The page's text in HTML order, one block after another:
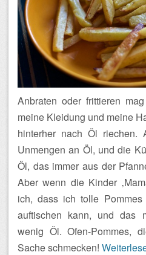
Anbraten oder frittieren
meine Kleidung und meine
hinterher nach Öl riechen.
Unmengen an Öl, und die
Öl, das immer aus der
Aber wenn die Kinder
ich, dass ich tolle
auftischen kann, und das
wenig Öl. Ofen-Pommes,
Sache schmecken!